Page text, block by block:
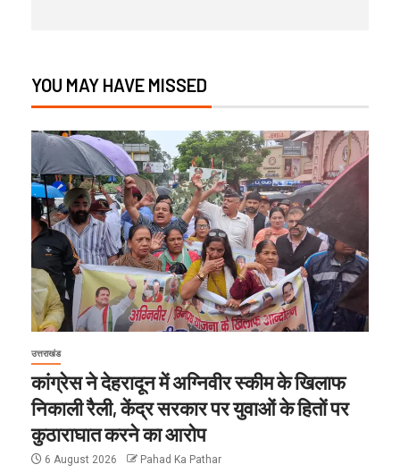
YOU MAY HAVE MISSED
उत्तराखंड
कांग्रेस ने देहरादून में अग्निवीर स्कीम के खिलाफ
निकाली रैली, केंद्र सरकार पर युवाओं के हितों पर
कुठाराघात करने का आरोप
6 August 2026 Pahad Ka Pathar